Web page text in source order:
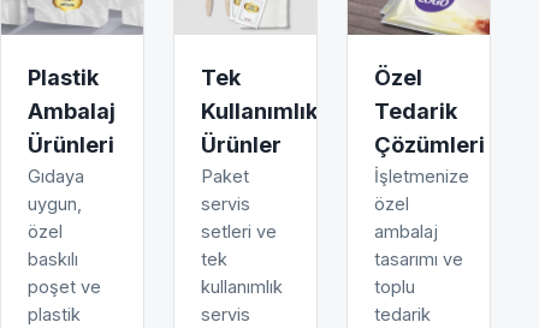
Plastik
Ambalaj
Ürünleri
Gıdaya
uygun,
özel
baskılı
poşet ve
plastik
Tek
Kullanımlık
Ürünler
Paket
servis
setleri ve
tek
kullanımlık
servis
Özel
Tedarik
Çözümleri
İşletmenize
özel
ambalaj
tasarımı ve
toplu
tedarik